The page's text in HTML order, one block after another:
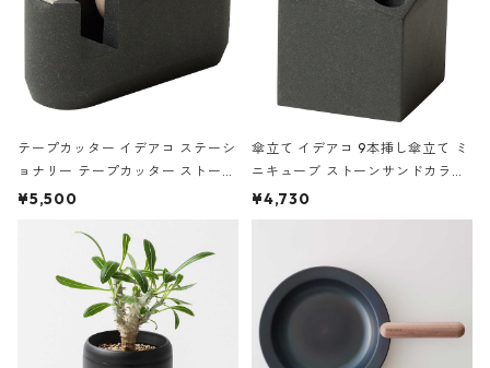
テープカッター イデアコ ステーシ
ョナリー テープカッター ストーン
サンドカラー 石調 ideaco Station
¥5,500
傘立て イデアコ 9本挿し傘立て ミ
ニキューブ ストーンサンドカラー
石調 ideaco Umbrella Stand CUB
E ストーンサンドブラック
¥4,730